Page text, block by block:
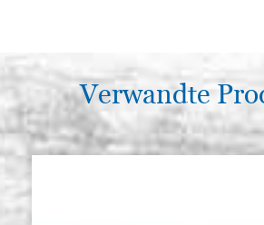
Verwandte